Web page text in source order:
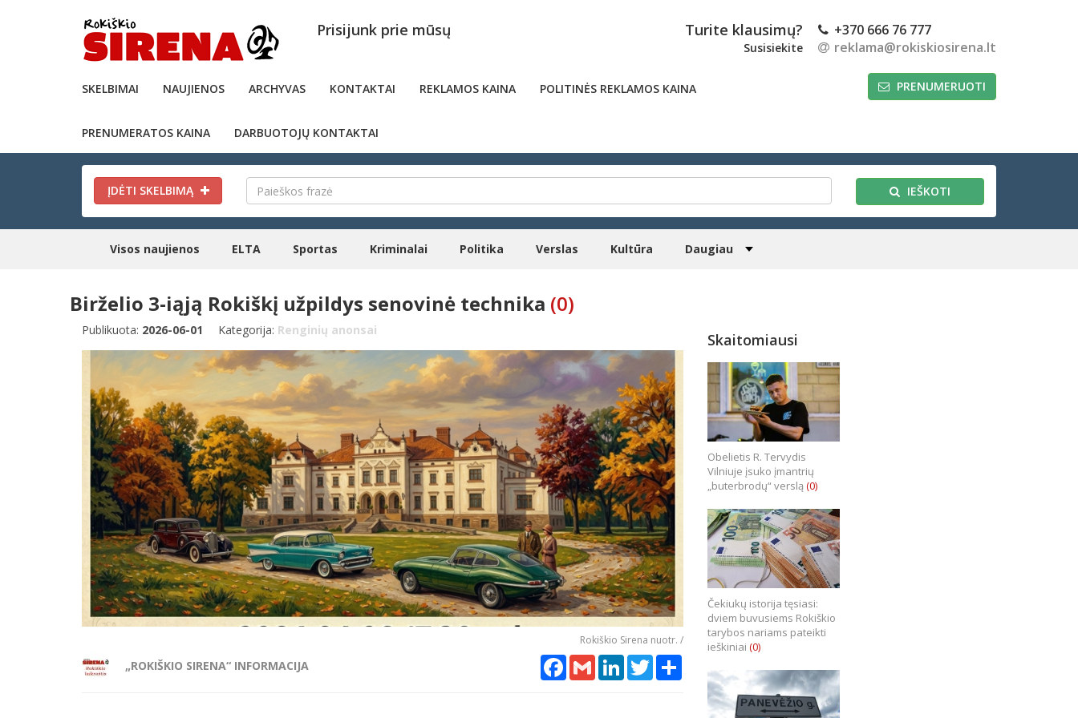
Prisijunk prie mūsų Turite klausimų?
Susisiekite
+370 666 76 777
reklama@rokiskiosirena.lt
SKELBIMAI NAUJIENOS ARCHYVAS KONTAKTAI REKLAMOS KAINA POLITINĖS REKLAMOS KAINA
PRENUMERATOS KAINA DARBUOTOJŲ KONTAKTAI
PRENUMERUOTI
ĮDĖTI SKELBIMĄ IEŠKOTI
Visos naujienos ELTA Sportas Kriminalai Politika Verslas Kultūra Daugiau
Birželio 3-iąją Rokiškį užpildys senovinė technika (0)
Publikuota: 2026-06-01 Kategorija: Renginių anonsai
Rokiškio Sirena nuotr. /
„ROKIŠKIO SIRENA“ INFORMACIJA Facebook
GmailLinkedInTwitterShare
Skaitomiausi
Obelietis R. Tervydis
Vilniuje įsuko įmantrių
„buterbrodų“ verslą (0)
Čekiukų istorija tęsiasi:
dviem buvusiems Rokiškio
tarybos nariams pateikti
ieškiniai (0)